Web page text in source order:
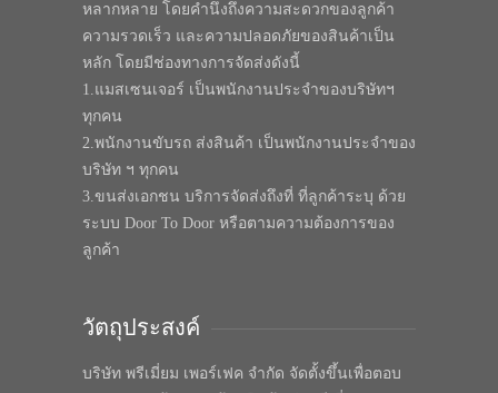
หลากหลาย โดยคำนึงถึงความสะดวกของลูกค้า
ความรวดเร็ว และความปลอดภัยของสินค้าเป็น
หลัก โดยมีช่องทางการจัดส่งดังนี้
1.แมสเซนเจอร์ เป็นพนักงานประจำของบริษัทฯ
ทุกคน
2.พนักงานขับรถ ส่งสินค้า เป็นพนักงานประจำของ
บริษัท ฯ ทุกคน
3.ขนส่งเอกชน บริการจัดส่งถึงที่ ที่ลูกค้าระบุ ด้วย
ระบบ Door To Door หรือตามความต้องการของ
ลูกค้า
วัตถุประสงค์
บริษัท พรีเมี่ยม เพอร์เฟค จำกัด จัดตั้งขึ้นเพื่อตอบ